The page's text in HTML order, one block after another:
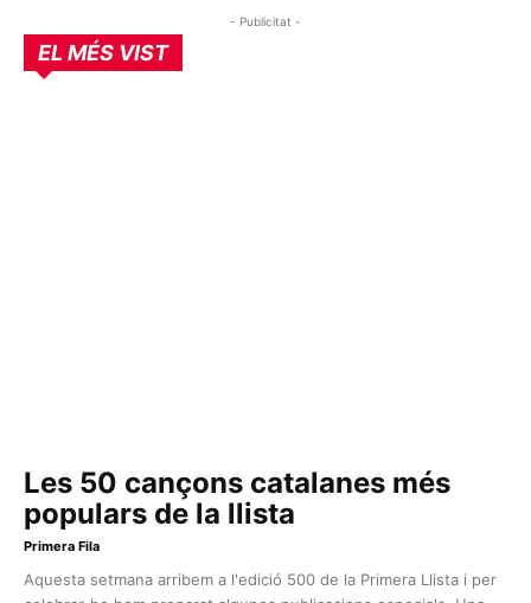
- Publicitat -
EL MÉS VIST
Les 50 cançons catalanes més
populars de la llista
Primera Fila
Aquesta setmana arribem a l'edició 500 de la Primera Llista i per